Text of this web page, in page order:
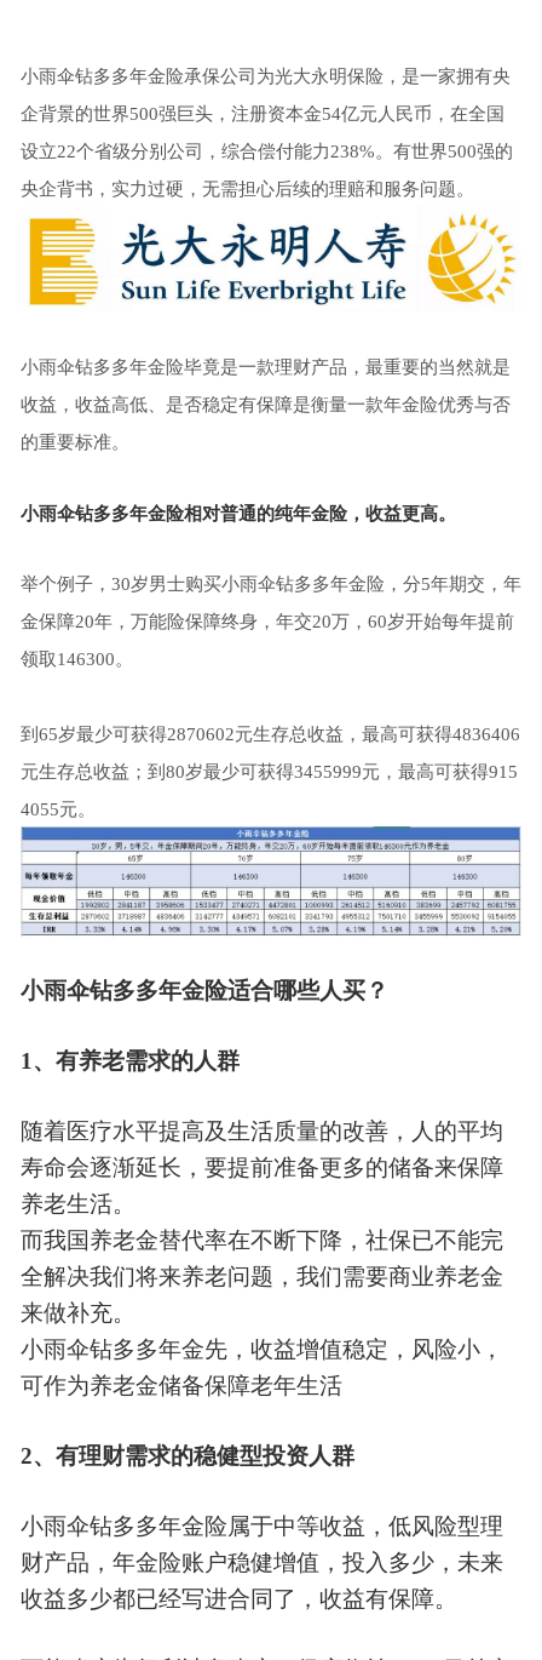
小雨伞钻多多年金险承保公司为光大永明保险，是一家拥有央
企背景的世界500强巨头，注册资本金54亿元人民币，在全国
设立22个省级分别公司，综合偿付能力238%。有世界500强的
央企背书，实力过硬，无需担心后续的理赔和服务问题。
小雨伞钻多多年金险毕竟是一款理财产品，最重要的当然就是
收益，收益高低、是否稳定有保障是衡量一款年金险优秀与否
的重要标准。
小雨伞钻多多年金险相对普通的纯年金险，收益更高。
举个例子，30岁男士购买小雨伞钻多多年金险，分5年期交，年
金保障20年，万能险保障终身，年交20万，60岁开始每年提前
领取146300。
到65岁最少可获得2870602元生存总收益，最高可获得4836406
元生存总收益；到80岁最少可获得3455999元，最高可获得915
4055元。
小雨伞钻多多年金险适合哪些人买？
1 、有养老需求的人群
随着医疗水平提高及生活质量的改善，人的平均
寿命会逐渐延长，要提前准备更多的储备来保障
养老生活。
而我国养老金替代率在不断下降，社保已不能完
全解决我们将来养老问题，我们需要商业养老金
来做补充。
小雨伞钻多多年金先，收益增值稳定，风险小，
可作为养老金储备保障老年生活
2、有理财需求的稳健型投资人群
小雨伞钻多多年金险属于中等收益，低风险型理
财产品，年金险账户稳健增值，投入多少，未来
收益多少都已经写进合同了，收益有保障。